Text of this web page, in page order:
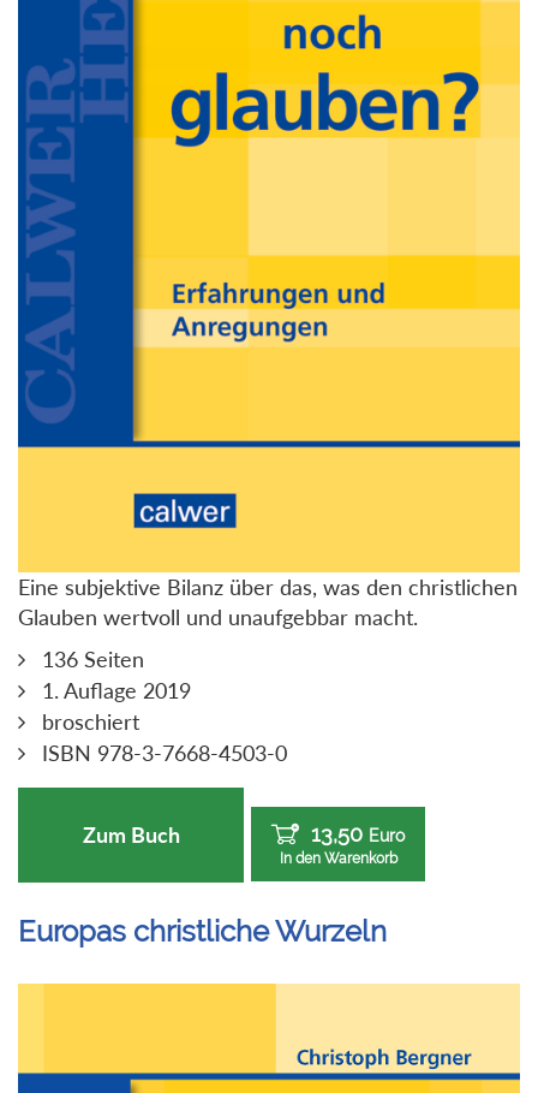
Eine subjektive Bilanz über das, was den christlichen
Glauben wertvoll und unaufgebbar macht.
136 Seiten
1. Auflage 2019
broschiert
ISBN 978-3-7668-4503-0
Zum Buch 13,50 Euro
In den Warenkorb
Europas christliche Wurzeln